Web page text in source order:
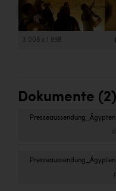
3 008 x 1 998
Dokumente (2)